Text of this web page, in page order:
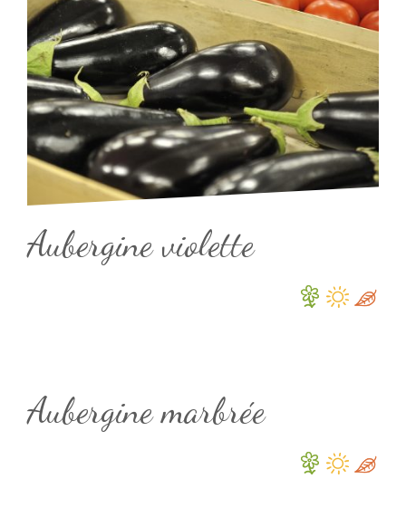
Aubergine violette
Aubergine marbrée